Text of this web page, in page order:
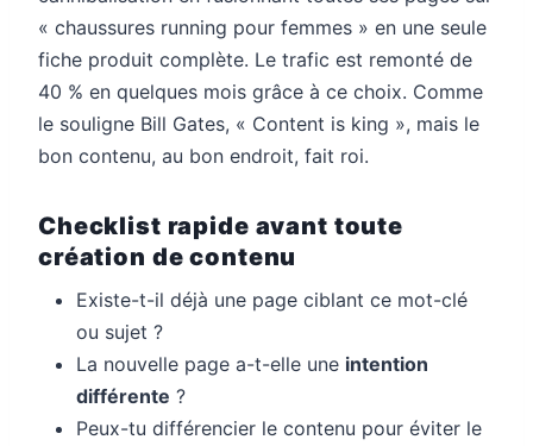
« chaussures running pour femmes » en une seule
fiche produit complète. Le trafic est remonté de
40 % en quelques mois grâce à ce choix. Comme
le souligne Bill Gates, « Content is king », mais le
bon contenu, au bon endroit, fait roi.
Checklist rapide avant toute
création de contenu
Existe-t-il déjà une page ciblant ce mot-clé
ou sujet ?
La nouvelle page a-t-elle une intention
différente ?
Peux-tu différencier le contenu pour éviter le